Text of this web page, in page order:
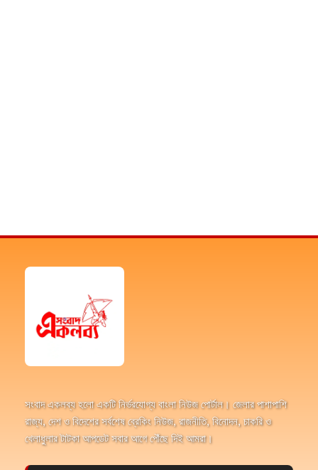
সংবাদ একলব্য হলো একটি নির্ভরযোগ্য বাংলা নিউজ পোর্টাল। জেলার পাশাপাশি
রাজ্য, দেশ ও বিদেশের সর্বশেষ ব্রেকিং নিউজ, রাজনীতি, বিনোদন, চাকরি ও
খেলাধুলার টাটকা আপডেট সবার আগে পৌঁছে দিই আমরা।